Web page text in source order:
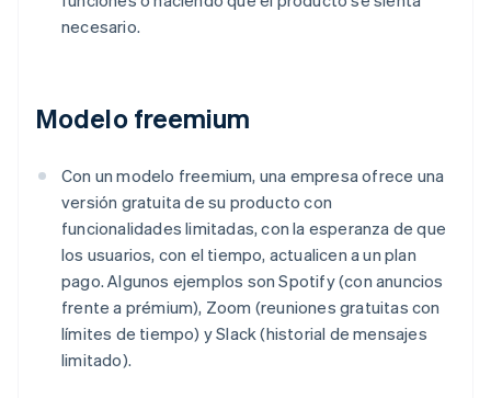
necesario.
Modelo freemium
Con un modelo freemium, una empresa ofrece una
versión gratuita de su producto con
funcionalidades limitadas, con la esperanza de que
los usuarios, con el tiempo, actualicen a un plan
pago. Algunos ejemplos son Spotify (con anuncios
frente a prémium), Zoom (reuniones gratuitas con
límites de tiempo) y Slack (historial de mensajes
limitado).